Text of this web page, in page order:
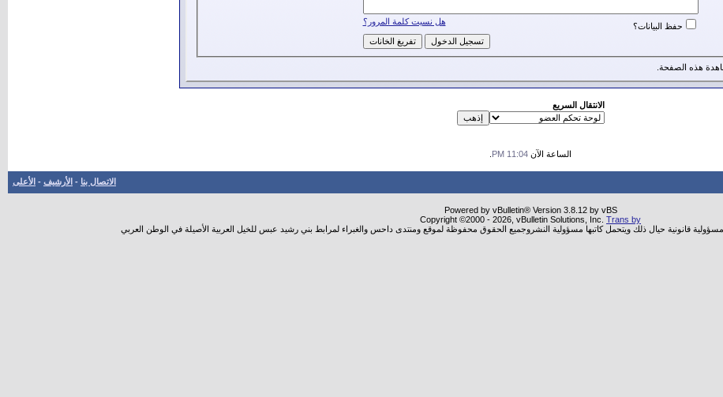
هل نسيت كلمة المرور؟ حفظ البيانات؟
هذه الصفحة.
الانتقال السريع
الساعة الآن 11:04 PM
الاتصال بنا - الأرشيف - الأعلى
Powered by vBulletin® Version 3.8.12 by vBS
Copyright ©2000 - 2026, vBulletin Solutions, Inc. Trans by
مسؤولية قانونية حيال ذلك ويتحمل كاتبها مسؤولية النشروجميع الحقوق محفوظة لموقع ومنتدى داحس والغبراء لمرابط بني رشيد عبس للخيل العربية الأصيلة في الوطن العربي